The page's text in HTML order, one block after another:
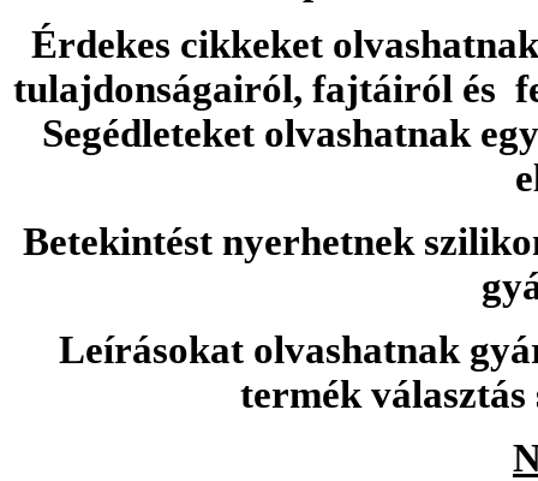
Érdekes cikkeket
tulajdonságairól, fajtáiról és
Segédleteket olvashatnak
Betekintést nyerhetnek
Leírásokat olvashatnak
termék